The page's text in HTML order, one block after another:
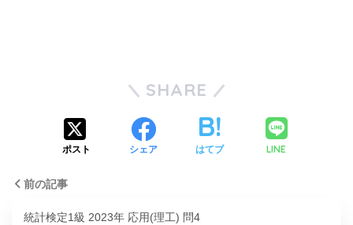
SHARE
ポスト シェア はてブ LINE
前の記事
統計検定1級 2023年 応用(理工) 問4